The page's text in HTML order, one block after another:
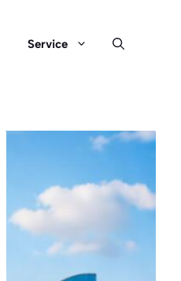
Service